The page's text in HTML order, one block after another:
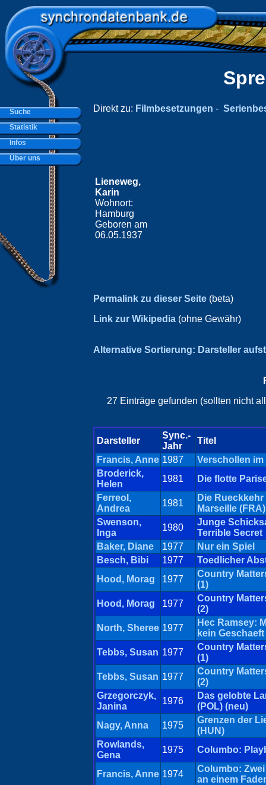
Direkt zu: Filmbesetzungen -
Lieneweg,
Karin
Wohnort:
Hamburg
Geboren am
06.05.1937
Permalink zu dieser Seite (beta)
Link zur Wikipedia (ohne Gewähr)
Alternative Sortierung: Darsteller
27 Einträge gefunden (sollten nicht
Darsteller
Sync.-
Jahr
Titel
Francis, Anne 1987
Verschollen im
Broderick,
Helen
1981
Die flotte
Ferreol,
Andrea
1981
Die
Marseille (FRA)
Swenson,
Inga
1980
Junge
Terrible Secret
Baker, Diane
1977
Nur ein Spiel
Besch, Bibi
1977
Toedlicher
Hood, Morag
1977
Country
(1)
Hood, Morag
1977
Country
(2)
North, Sheree 1977
Hec Ramsey:
kein Geschaeft
Tebbs, Susan 1977
Country
(1)
Tebbs, Susan 1977
Country
(2)
Grzegorczyk,
Janina
1976
Das gelobte
(POL) (neu)
Nagy, Anna
1975
Grenzen der
(HUN)
Rowlands,
Gena
1975 Columbo:
Francis, Anne 1974
Columbo:
an einem
Suche
Statistik
Infos
Über uns